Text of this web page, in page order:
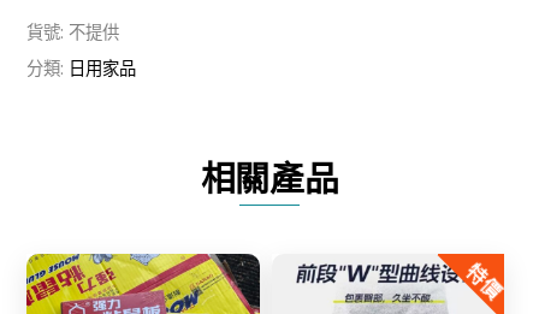
巾
免
圍
裙
貨號: 不提供
分類: 日用家品
相關產品
特價